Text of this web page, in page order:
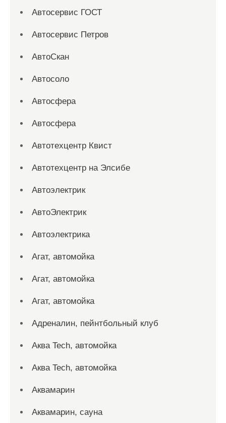
Автосервис ГОСТ
Автосервис Петров
АвтоСкан
Автосоло
Автосфера
Автосфера
Автотехцентр Квист
Автотехцентр на Элсибе
Автоэлектрик
АвтоЭлектрик
Автоэлектрика
Агат, автомойка
Агат, автомойка
Агат, автомойка
Адреналин, пейнтбольный клуб
Аква Tech, автомойка
Аква Tech, автомойка
Аквамарин
Аквамарин, сауна